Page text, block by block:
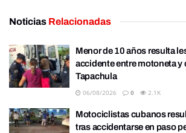
Noticias Relacionadas
Menor de 10 años resulta
accidente entre motoneta y
Tapachula
06/08/2026 0 2.1K
Motociclistas cubanos
tras accidentarse en paso